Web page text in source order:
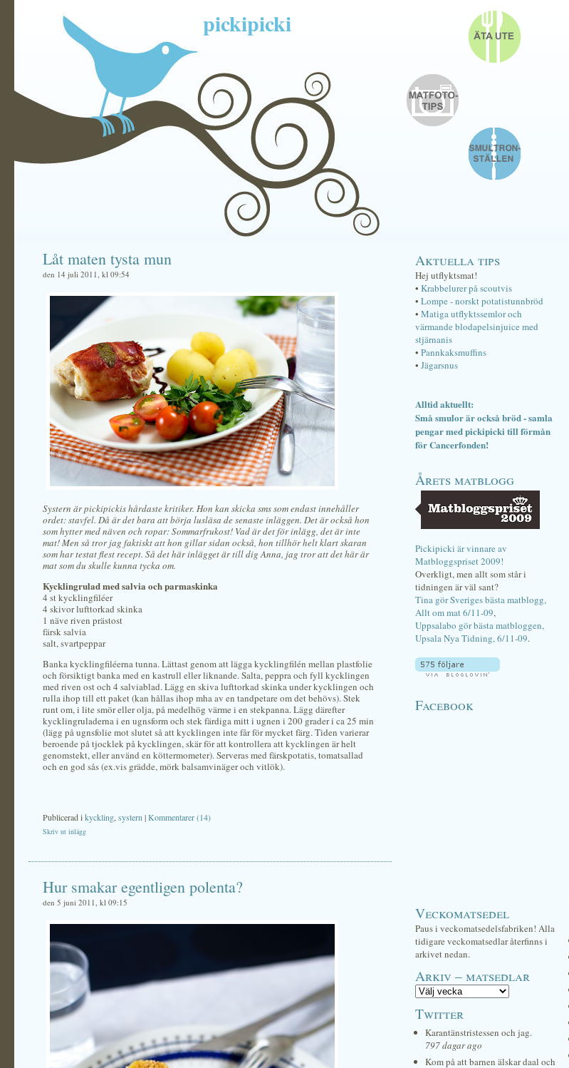
pickipicki
Låt maten tysta mun
den 14 juli 2011, kl 09:54
Systern är pickipickis hårdaste kritiker. Hon kan skicka sms som endast innehåller
ordet: stavfel. Då är det bara att börja lusläsa de senaste inläggen. Det är också hon
som hytter med näven och ropar: Sommarfrukost! Vad är det för inlägg, det är inte
mat! Men så tror jag faktiskt att hon gillar sidan också, hon tillhör helt klart skaran
som har testat flest recept. Så det här inlägget är till dig Anna, jag tror att det här är
mat som du skulle kunna tycka om.
Kycklingrulad med salvia och parmaskinka
4 st kycklingfiléer
4 skivor lufttorkad skinka
1 näve riven prästost
färsk salvia
salt, svartpeppar
Banka kycklingfiléerna tunna. Lättast genom att lägga kycklingfilén mellan plastfolie
och försiktigt banka med en kastrull eller liknande. Salta, peppra och fyll kycklingen
med riven ost och 4 salviablad. Lägg en skiva lufttorkad skinka under kycklingen och
rulla ihop till ett paket (kan hållas ihop mha av en tandpetare om det behövs). Stek
runt om, i lite smör eller olja, på medelhög värme i en stekpanna. Lägg därefter
kycklingruladerna i en ugnsform och stek färdiga mitt i ugnen i 200 grader i ca 25 min
(lägg på ugnsfolie mot slutet så att kycklingen inte får för mycket färg. Tiden varierar
beroende på tjocklek på kycklingen, skär för att kontrollera att kycklingen är helt
genomstekt, eller använd en köttermometer). Serveras med färskpotatis, tomatsallad
och en god sås (ex.vis grädde, mörk balsamvinäger och vitlök).
Publicerad ikyckling systern |Kommentarer (14)
Skriv ut inlägg
Hur smakar egentligen polenta?
den 5 juni 2011, kl 09:15
Aktuella tips
Hej utflyktsmat!
• Krabbelurer på scoutvis
• Lompe - norskt potatistunnbröd
• Matiga utflyktssemlor och
värmande blodapelsinjuice med
stjärnanis
• Pannkaksmuffins
• Jägarsnus
Alltid aktuellt:
Små smulor är också bröd - samla
pengar med pickipicki till förmån
för Cancerfonden!
Årets matblogg
Pickipicki är vinnare av
Matbloggspriset 2009!
Overkligt, men allt som står i
tidningen är väl sant?
Tina gör Sveriges bästa matblogg,
Allt om mat 6/11-09,
Uppsalabo gör bästa matbloggen,
Upsala Nya Tidning, 6/11-09.
Facebook
Veckomatsedel
Paus i veckomatsedelsfabriken! Alla
tidigare veckomatsedlar återfinns i
arkivet nedan.
Arkiv – matsedlar
Twitter
Karantänstristessen och jag.
797 dagar ago
Kom på att barnen älskar daal och